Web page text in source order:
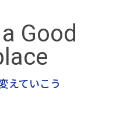
Good
えていこう